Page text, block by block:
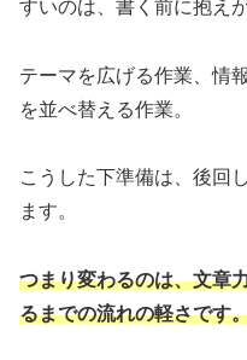
すいのは、書く前に抱え
テーマを広げる作業、情
を並べ替える作業。
こうした下準備は、後回
ます。
つまり変わるのは、文章
るまでの流れの軽さです